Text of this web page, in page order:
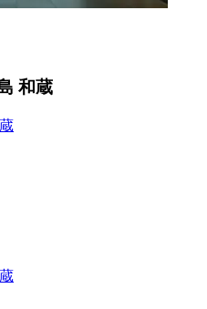
和蔵